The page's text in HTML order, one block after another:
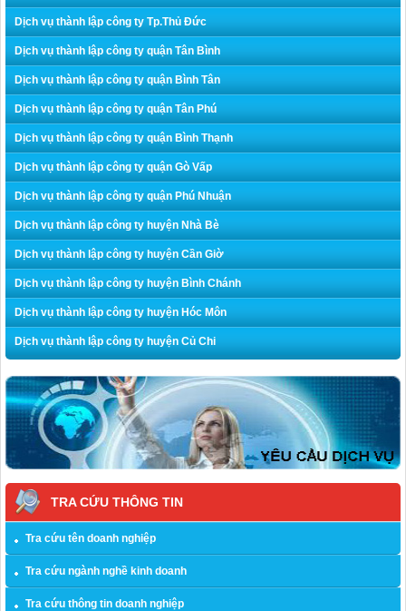
Dịch vụ thành lập công ty Tp.Thủ Đức
Dịch vụ thành lập công ty quận Tân Bình
Dịch vụ thành lập công ty quận Bình Tân
Dịch vụ thành lập công ty quận Tân Phú
Dịch vụ thành lập công ty quận Bình Thạnh
Dịch vụ thành lập công ty quận Gò Vấp
Dịch vụ thành lập công ty quận Phú Nhuận
Dịch vụ thành lập công ty huyện Nhà Bè
Dịch vụ thành lập công ty huyện Cần Giờ
Dịch vụ thành lập công ty huyện Bình Chánh
Dịch vụ thành lập công ty huyện Hóc Môn
Dịch vụ thành lập công ty huyện Củ Chi
TRA CỨU THÔNG TIN
Tra cứu tên doanh nghiệp
Tra cứu ngành nghề kinh doanh
Tra cứu thông tin doanh nghiệp